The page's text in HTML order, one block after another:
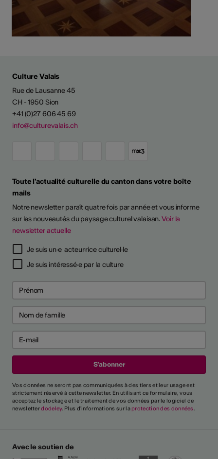
D'ARTISTES
Culture Valais
Rue de Lausanne 45
CH - 1950 Sion
+41 (0)27 606 45 69
info@culturevalais.ch
Toute l'actualité culturelle du canton dans votre boîte
mails
Notre newsletter paraît quatre fois par année et vous informe
sur les nouveautés du paysage culturel valaisan.Voir la
newsletter actuelle
Je suis un·e acteur·rice culturel·le
Je suis intéressé·e par la culture
Vos données ne seront pas communiquées à des tiers et leur usage est
strictement réservé à cette newsletter. En utilisant ce formulaire, vous
acceptez le stockage et le traitement de vos données par le logiciel de
newsletterdodeley. Plus d'informations sur la protection des données.
Avec le soutien de